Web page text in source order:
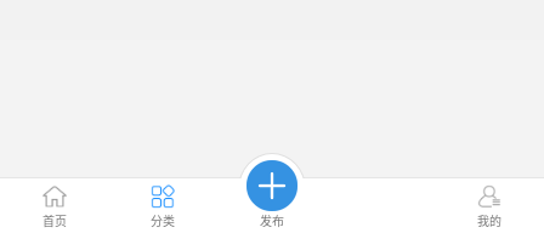
首页 分类 发布 我的